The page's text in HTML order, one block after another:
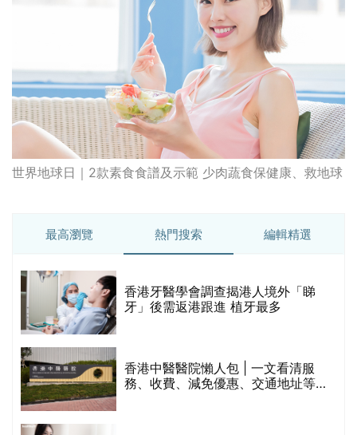
世界地球日｜2款素食食譜及示範 少肉蔬食保健康、救地球
最高瀏覽 熱門搜索 編輯精選
香港牙醫學會調查揭港人境外「睇
牙」後需返港跟進 植牙最多
香港中醫醫院懶人包 | 一文看清服
務、收費、減免優惠、交通地址等